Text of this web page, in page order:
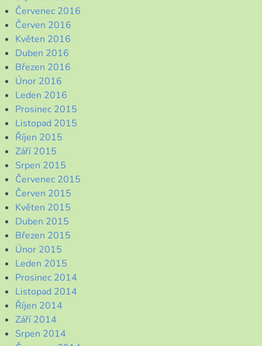
Červenec 2016
Červen 2016
Květen 2016
Duben 2016
Březen 2016
Únor 2016
Leden 2016
Prosinec 2015
Listopad 2015
Říjen 2015
Září 2015
Srpen 2015
Červenec 2015
Červen 2015
Květen 2015
Duben 2015
Březen 2015
Únor 2015
Leden 2015
Prosinec 2014
Listopad 2014
Říjen 2014
Září 2014
Srpen 2014